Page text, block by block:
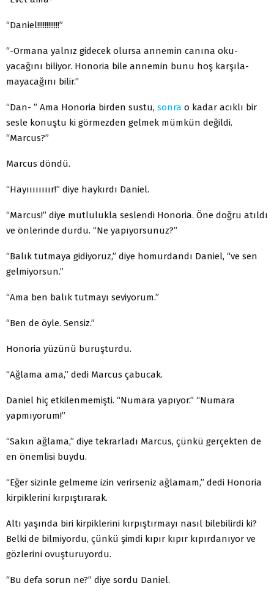
“Daniel!!!!!!!!!!!!”
“-Ormana yalnız gidecek olursa annemin canına oku­
yacağını biliyor. Honoria bile annemin bunu hoş karşıla­
mayacağını bilir.”
“Dan- ” Ama Honoria birden sustu, sonra o kadar acıklı bir
sesle konuştu ki görmezden gelmek mümkün değildi.
“Marcus?”
Marcus döndü.
“Hayıııııııır!” diye haykırdı Daniel.
“Marcus!” diye mutlulukla seslendi Honoria. Öne doğ­ru atıldı
ve önlerinde durdu. “Ne yapıyorsunuz?”
“Balık tutmaya gidiyoruz,” diye homurdandı Daniel, “ve sen
gelmiyorsun.”
“Ama ben balık tutmayı seviyorum.”
“Ben de öyle. Sensiz.”
Honoria yüzünü buruşturdu.
“Ağlama ama,” dedi Marcus çabucak.
Daniel hiç etkilenmemişti. “Numara yapıyor.” “Numara
yapmıyorum!”
“Sakın ağlama,” diye tekrarladı Marcus, çünkü gerçek­ten de
en önemlisi buydu.
“Eğer sizinle gelmeme izin verirseniz ağlamam,” dedi Honoria
kirpiklerini kırpıştırarak.
Altı yaşında biri kirpiklerini kırpıştırmayı nasıl bilebi­lirdi ki?
Belki de bilmiyordu, çünkü şimdi kıpır kıpır kı­pırdanıyor ve
gözlerini ovuşturuyordu.
“Bu defa sorun ne?” diye sordu Daniel.